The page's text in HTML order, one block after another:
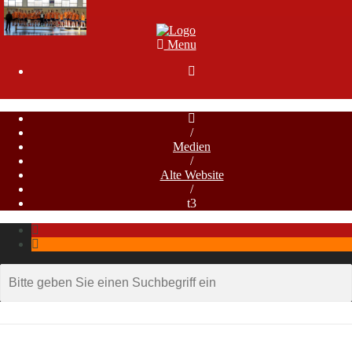
Menu

/
Medien
/
Alte Website
/
t3